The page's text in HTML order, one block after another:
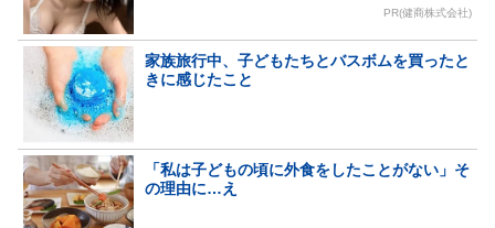
PR(健商株式会社)
家族旅行中、子どもたちとバスボムを買ったと
きに感じたこと
「私は子どもの頃に外食をしたことがない」そ
の理由に…え